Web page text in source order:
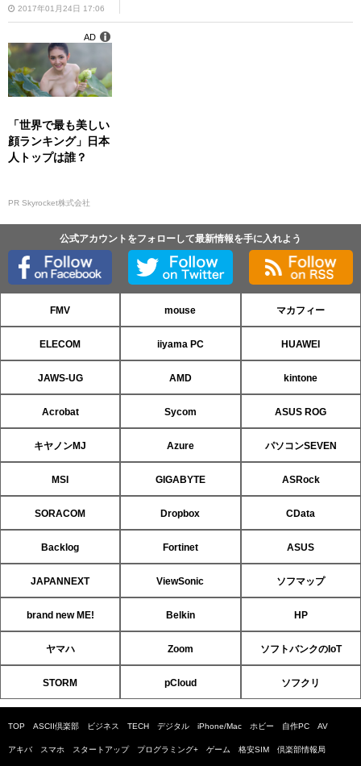
2017年01月24日 17:06
「世界で最も美しい
顔ランキング」日本
人トップは誰？
PR Skyrocket株式会社
AD
公式アカウントをフォローして最新情報を手に入れよう
FMV mouse マカフィー
ELECOM iiyama PC HUAWEI
JAWS-UG AMD kintone
Acrobat Sycom ASUS ROG
キヤノンMJ Azure パソコンSEVEN
MSI GIGABYTE ASRock
SORACOM Dropbox CData
Backlog Fortinet ASUS
JAPANNEXT ViewSonic ソフマップ
brand new ME! Belkin HP
ヤマハ Zoom ソフトバンクのIoT
STORM pCloud ソフクリ
TOP ASCII倶楽部 ビジネス TECH デジタル iPhone/Mac ホビー 自作PC AV
アキバ スマホ スタートアップ プログラミング+ ゲーム 格安SIM 倶楽部情報局